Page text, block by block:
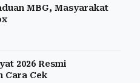
MBG, Masyarakat
2026 Resmi
Cara Cek